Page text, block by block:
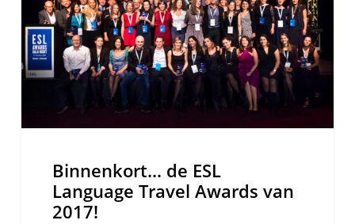
Travel
Awards
van
2017!
Binnenkort… de ESL
Language Travel Awards van
2017!